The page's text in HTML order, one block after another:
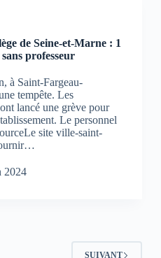
de Seine-et-Marne : 1
professeur
à Saint-Fargeau-
tempête. Les
lancé une grève pour
Le personnel
site ville-saint-
2024
SUIVANT